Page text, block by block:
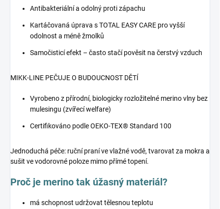
Antibakteriální a odolný proti zápachu
Kartáčovaná úprava s TOTAL EASY CARE pro vyšší
odolnost a méně žmolků
Samočisticí efekt – často stačí pověsit na čerstvý vzduch
MIKK-LINE PEČUJE O BUDOUCNOST DĚTÍ
Vyrobeno z přírodní, biologicky rozložitelné merino vlny bez
mulesingu (zvířecí welfare)
Certifikováno podle OEKO-TEX® Standard 100
Jednoduchá péče: ruční praní ve vlažné vodě, tvarovat za mokra a
sušit ve vodorovné poloze mimo přímé topení.
Proč je merino tak úžasný materiál?
má schopnost udržovat tělesnou teplotu